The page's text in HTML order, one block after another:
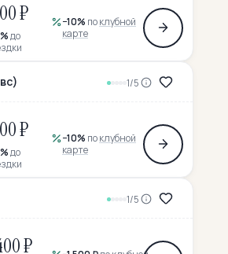
₽
до
−10% поклубной
карте
1/5
₽
до
−10% поклубной
карте
1/5
₽